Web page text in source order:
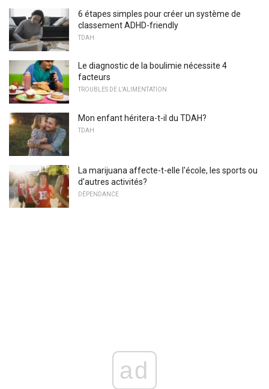
6 étapes simples pour créer un système de
classement ADHD-friendly
TDAH
Le diagnostic de la boulimie nécessite 4
facteurs
TROUBLES DE L'ALIMENTATION
Mon enfant héritera-t-il du TDAH?
TDAH
La marijuana affecte-t-elle l'école, les sports ou
d'autres activités?
DÉPENDANCE
ad